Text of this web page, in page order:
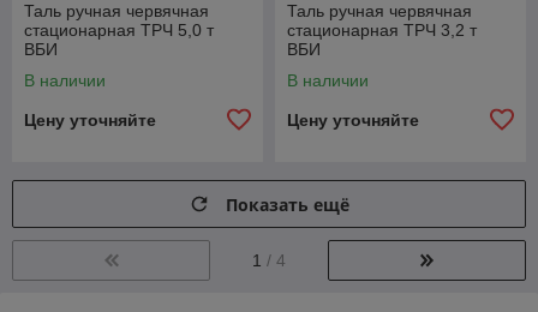
Таль ручная червячная
стационарная ТРЧ 5,0 т
ВБИ
В наличии
Цену уточняйте
Таль ручная червячная
стационарная ТРЧ 3,2 т
ВБИ
В наличии
Цену уточняйте
Показать ещё
1 / 4